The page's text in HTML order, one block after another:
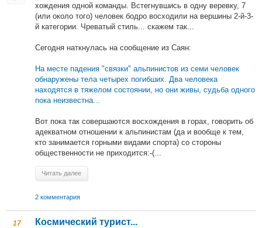
хождения одной команды. Встегнувшись в одну веревку, 7
(или около того) человек бодро восходили на вершины 2-й-3-
й категории. Чреватый стиль... скажем так...
Сегодня наткнулась на сообщение из Саян:
На месте падения "связки" альпинистов из семи человек
обнаружены тела четырех погибших. Два человека
находятся в тяжелом состоянии, но они живы, судьба одного
пока неизвестна...
Вот пока так совершаются восхождения в горах, говорить об
адекватном отношении к альпинистам (да и вообще к тем,
кто занимается горными видами спорта) со стороны
общественности не приходится:-(...
Читать далее
2 комментария
17 Космический турист...